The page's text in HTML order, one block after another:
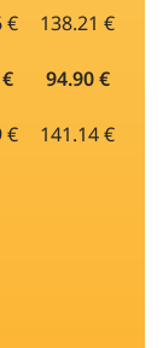
€ 138.21 €
94.90 €
€ 141.14 €